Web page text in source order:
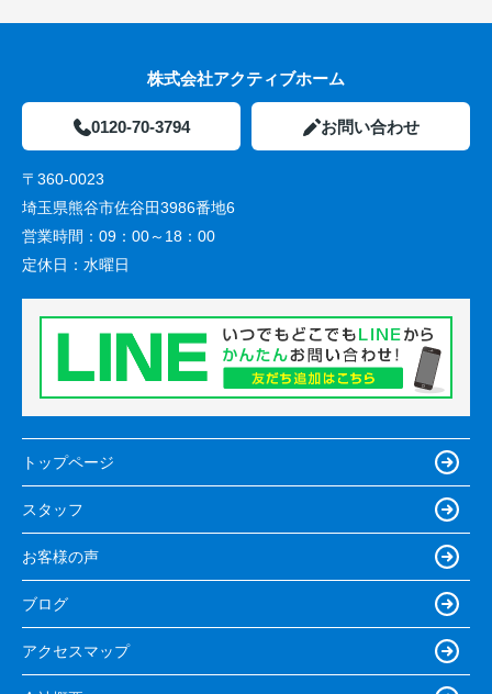
株式会社アクティブホーム
0120-70-3794 お問い合わせ
〒360-0023
埼玉県熊谷市佐谷田3986番地6
営業時間： 09：00～18：00
定休日： 水曜日
トップページ
スタッフ
お客様の声
ブログ
アクセスマップ